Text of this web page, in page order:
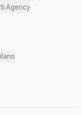
Agency
- Milano